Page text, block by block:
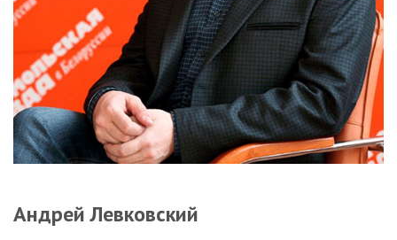
Андрей Левковский